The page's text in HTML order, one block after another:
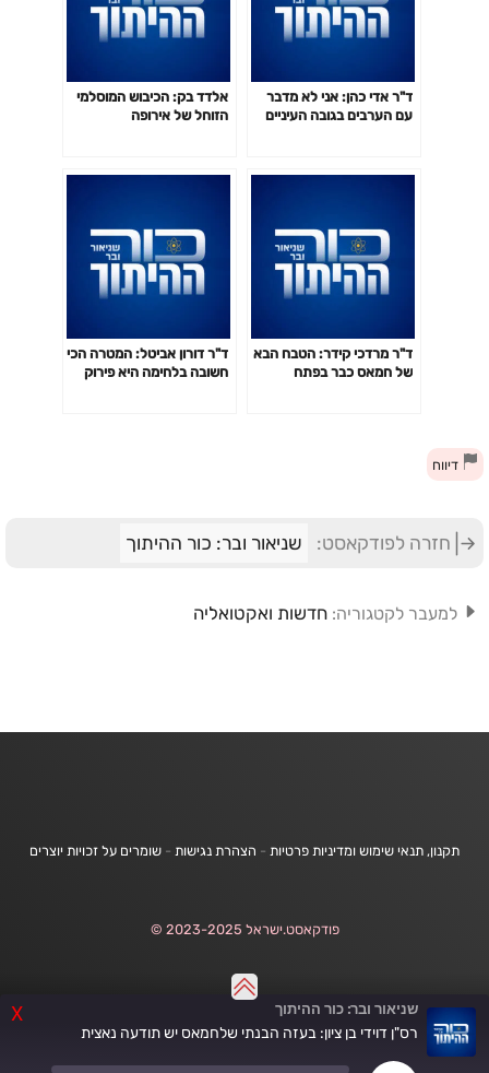
X שניאור ובר: כור ההיתוך
רס"ן דוידי בן ציון: בעזה הבנתי שלחמאס יש תודעה נאצית
ד"ר אדי כהן: אני לא מדבר
עם הערבים בגובה העיניים
אלדד בק: הכיבוש המוסלמי
הזוחל של אירופה
ד"ר מרדכי קידר: הטבח הבא
של חמאס כבר בפתח
ד"ר דורון אביטל: המטרה הכי
חשובה בלחימה היא פירוק
דיווח
חזרה לפודקאסט: שניאור ובר: כור ההיתוך
למעבר לקטגוריה: חדשות ואקטואליה
תקנון, תנאי שימוש ומדיניות פרטיות - הצהרת נגישות - שומרים על זכויות יוצרים
פודקאסט.ישראל 2023-2025 ©